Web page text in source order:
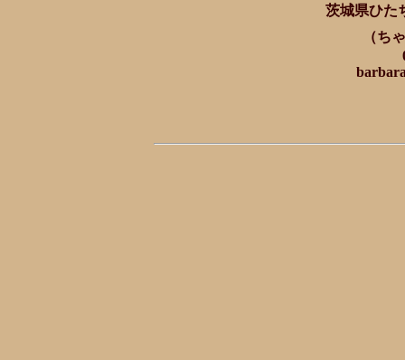
茨城県ひた
（ち